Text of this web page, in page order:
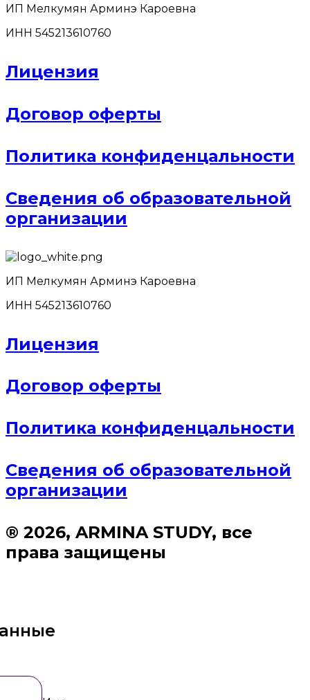
ИП Мелкумян Арминэ Кароевна
ИНН 545213610760
Лицензия
Договор оферты
Политика конфиденцальности
Сведения об образовательной
организации
ИП Мелкумян Арминэ Кароевна
ИНН 545213610760
Лицензия
Договор оферты
Политика конфиденцальности
Сведения об образовательной
организации
® 2026, ARMINA STUDY, все
права защищены